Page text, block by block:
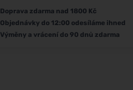
Doprava zdarma nad 1800 Kč
Objednávky do 12:00 odesíláme ihned
Výměny a vrácení do 90 dnů zdarma